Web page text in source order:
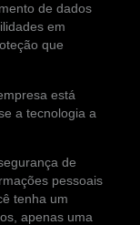
de dados
em
que
está
a tecnologia a
de
pessoais
tenha um
apenas uma